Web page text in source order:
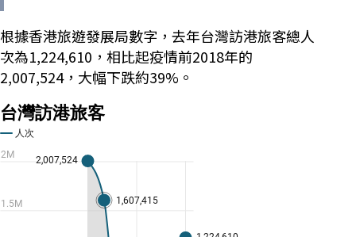
根據香港旅遊發展局數字，去年台灣訪港旅客總人
次為1,224,610，相比起疫情前2018年的
2,007,524，大幅下跌約39%。